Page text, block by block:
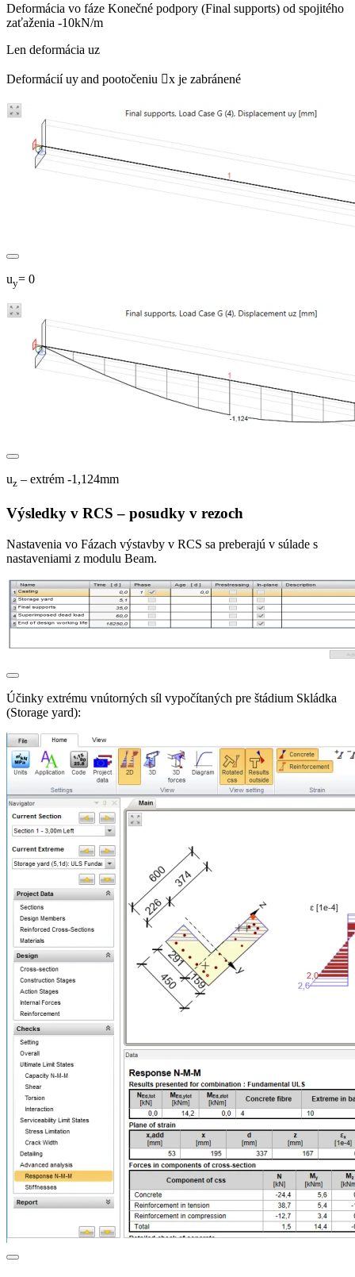
Deformácia vo fáze Konečné podpory (Final supports) od spojitého
zaťaženia -10kN/m
Len deformácia uz
Deformácií uyand pootočeniu x je zabránené
uy= 0
uz – extrém -1,124mm
Výsledky v RCS – posudky v rezoch
Nastavenia vo Fázach výstavby v RCS sa preberajú v súlade s
nastaveniami z modulu Beam.
Účinky extrému vnútorných síl vypočítaných pre štádium Skládka
(Storage yard):